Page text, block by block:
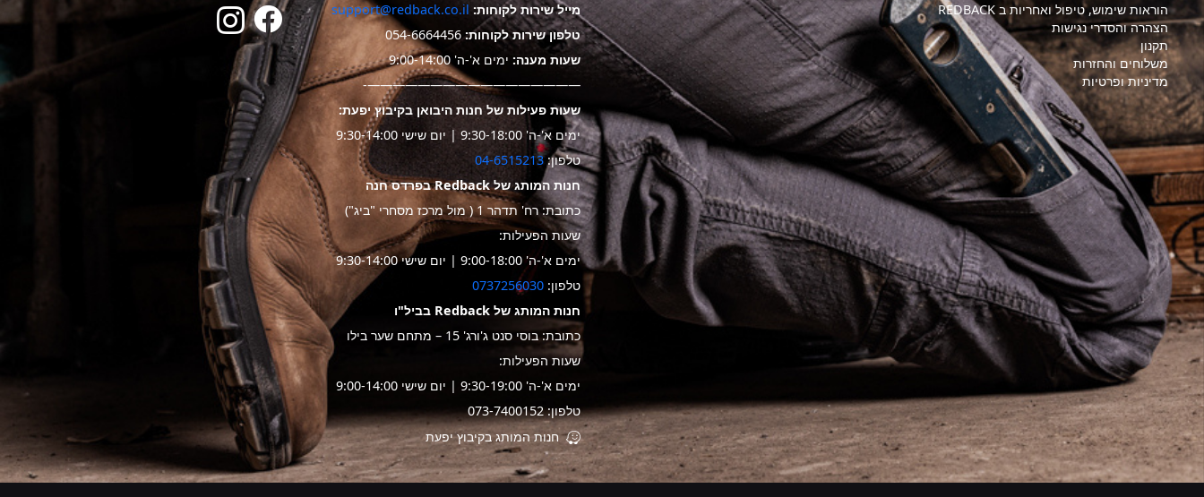
הוראות שימוש, טיפול ואחריות ב REDBACK
הצהרה והסדרי נגישות
תקנון
משלוחים והחזרות
מדיניות ופרטיות
מייל שירות לקוחות: support@redback.co.il
טלפון שירות לקוחות:054-6664456
שעות מענה: ימים א'-ה' 9:00-14:00
—————————————————-
שעות פעילות של חנות היבואן בקיבוץ יפעת:
ימים א'-ה' 9:30-18:00 | יום שישי 9:30-14:00
טלפון: 04-6515213
חנות המותג של Redback בפרדס חנה
כתובת: רח' תדהר 1 ( מול מרכז מסחרי "ביג")
שעות הפעילות:
ימים א'-ה' 9:00-18:00 | יום שישי 9:30-14:00
טלפון: 0737256030
חנות המותג של Redback בביל"ו
כתובת: בוסי סנט ג'ורג' 15 – מתחם שער בילו
שעות הפעילות:
ימים א'-ה' 9:30-19:00 | יום שישי 9:00-14:00
טלפון: 073-7400152
חנות המותג בקיבוץ יפעת